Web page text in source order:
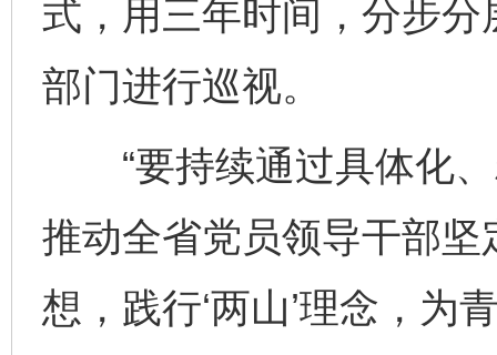
式，用三年时间，分步
部门进行巡视。
“要持续通过具体化、
推动全省党员领导干部
想，践行‘两山’理念，为